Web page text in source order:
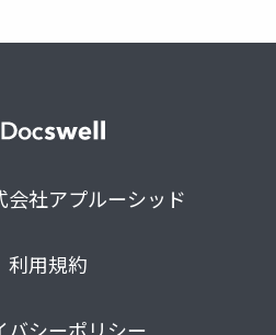
会社アプルーシッド
利用規約
バシーポリシー